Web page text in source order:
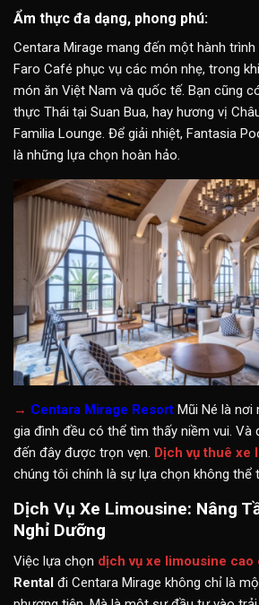
Ẩm thực đa dạng, phong phú:
Centara Mirage mang đến một hành
Faro Café phục vụ các món nhẹ, trong
món ăn Việt Nam và quốc tế. Bạn cũng
thực Thái tại Suan Bua, hay hương vị
Familia Lounge. Để giải nhiệt, Fantasia
là những lựa chọn hoàn hảo.
→ Centara Mirage Resort Mũi Né là nơi
gia đình đều có thể tìm thấy niềm vui. Và
đến đây được trọn vẹn. Dịch vụ thuê xe
chúng tôi chính là sự lựa chọn không thể
Dịch Vụ Xe Limousine: Nâng
Nghỉ Dưỡng
Việc lựa chọn dịch vụ xe limousine cao
Rental đi Centara Mirage không chỉ là